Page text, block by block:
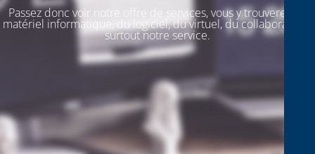
Passez donc voir notre offre de services, vous y trouverez du
matériel informatique, du logiciel, du virtuel, du collaboratif. Et
surtout notre service.